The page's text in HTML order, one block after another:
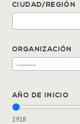
CIUDAD/REGIÓN
ORGANIZACIÓN
----------
AÑO DE INICIO
1918